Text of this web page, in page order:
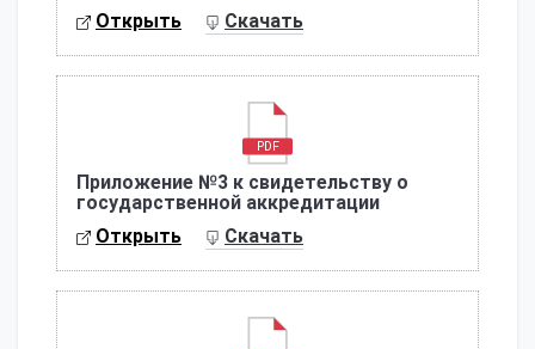
Открыть
Скачать
PDF
Приложение №3 к свидетельству о
государственной аккредитации
Открыть
Скачать